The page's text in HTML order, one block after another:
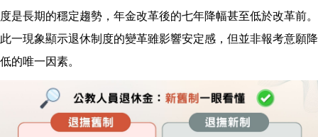
度是長期的穩定趨勢，年金改革後的七年降幅甚至低於改革前。
此一現象顯示退休制度的變革雖影響安定感，但並非報考意願降
低的唯一因素。